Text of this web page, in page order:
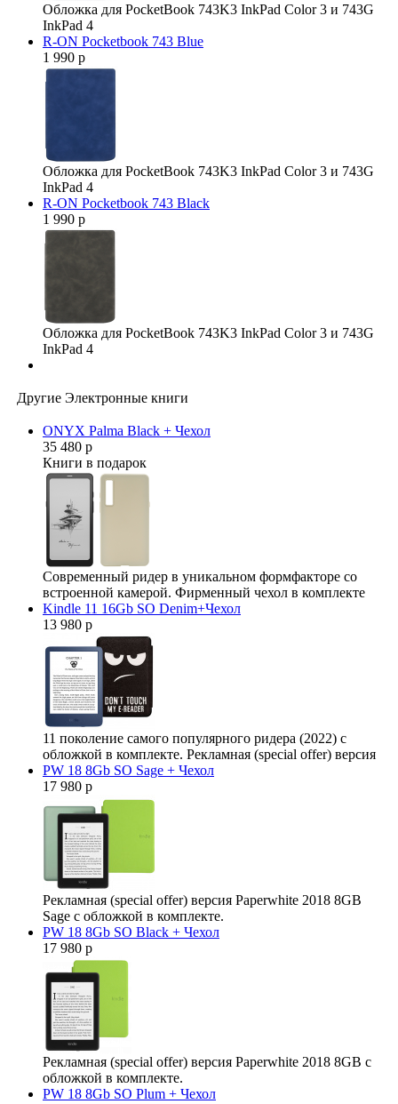
Обложка для PocketBook 743K3 InkPad Color 3 и 743G
InkPad 4
R-ON Pocketbook 743 Blue
1 990 р
Обложка для PocketBook 743K3 InkPad Color 3 и 743G
InkPad 4
R-ON Pocketbook 743 Black
1 990 р
Обложка для PocketBook 743K3 InkPad Color 3 и 743G
InkPad 4
Другие Электронные книги
ONYX Palma Black + Чехол
35 480 р
Книги в подарок
Современный ридер в уникальном формфакторе со
встроенной камерой. Фирменный чехол в комплекте
Kindle 11 16Gb SO Denim+Чехол
13 980 р
11 поколение самого популярного ридера (2022) с
обложкой в комплекте. Рекламная (special offer) версия
PW 18 8Gb SO Sage + Чехол
17 980 р
Рекламная (special offer) версия Paperwhite 2018 8GB
Sage с обложкой в комплекте.
PW 18 8Gb SO Black + Чехол
17 980 р
Рекламная (special offer) версия Paperwhite 2018 8GB с
обложкой в комплекте.
PW 18 8Gb SO Plum + Чехол